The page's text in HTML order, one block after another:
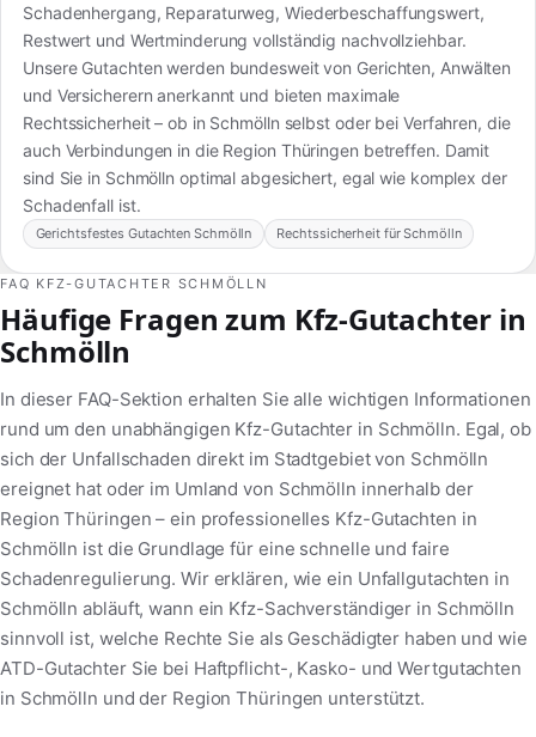
Schadenhergang, Reparaturweg, Wiederbeschaffungswert,
Restwert und Wertminderung vollständig nachvollziehbar.
Unsere Gutachten werden bundesweit von Gerichten, Anwälten
und Versicherern anerkannt und bieten maximale
Rechtssicherheit – ob in Schmölln selbst oder bei Verfahren, die
auch Verbindungen in die Region Thüringen betreffen. Damit
sind Sie in Schmölln optimal abgesichert, egal wie komplex der
Schadenfall ist.
Gerichtsfestes Gutachten Schmölln Rechtssicherheit für Schmölln
FAQ KFZ-GUTACHTER SCHMÖLLN
Häufige Fragen zum Kfz-Gutachter in
Schmölln
In dieser FAQ-Sektion erhalten Sie alle wichtigen Informationen
rund um den unabhängigen Kfz-Gutachter in Schmölln. Egal, ob
sich der Unfallschaden direkt im Stadtgebiet von Schmölln
ereignet hat oder im Umland von Schmölln innerhalb der
Region Thüringen – ein professionelles Kfz-Gutachten in
Schmölln ist die Grundlage für eine schnelle und faire
Schadenregulierung. Wir erklären, wie ein Unfallgutachten in
Schmölln abläuft, wann ein Kfz-Sachverständiger in Schmölln
sinnvoll ist, welche Rechte Sie als Geschädigter haben und wie
ATD-Gutachter Sie bei Haftpflicht-, Kasko- und Wertgutachten
in Schmölln und der Region Thüringen unterstützt.